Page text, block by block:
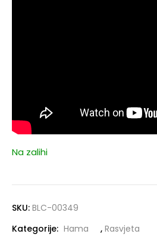
Na zalihi
SKU: BLC-00349
Kategorije: Hama , Rasvjeta